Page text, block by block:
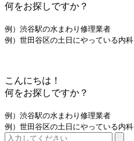
何をお探しですか？
例）渋谷駅の水まわり修理業者
例）世田谷区の土日にやっている内科
こんにちは！
何をお探しですか？
例）渋谷駅の水まわり修理業者
例）世田谷区の土日にやっている内科